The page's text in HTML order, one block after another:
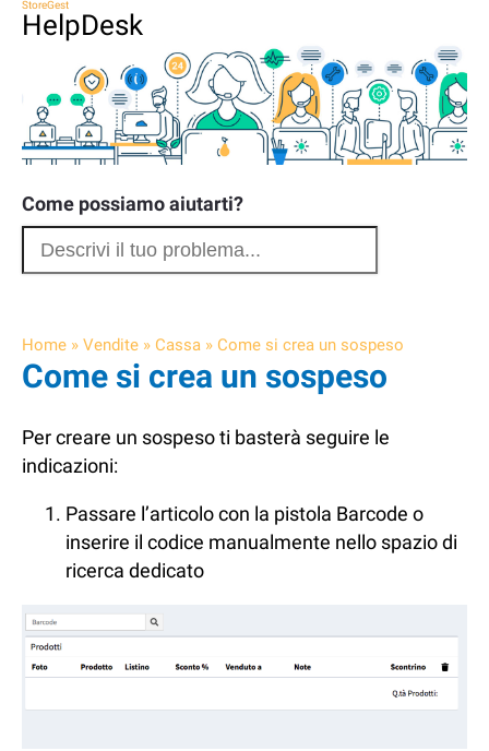
StoreGest
HelpDesk
Come possiamo aiutarti?
Home » Vendite » Cassa » Come si crea un sospeso
Come si crea un sospeso
Per creare un sospeso ti basterà seguire le
indicazioni:
Passare l’articolo con la pistola Barcode o
inserire il codice manualmente nello spazio di
ricerca dedicato